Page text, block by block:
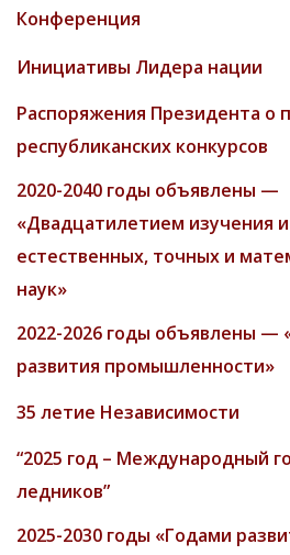
Конференция
Инициативы Лидера нации
Распоряжения Президента о
республиканских конкурсов
2020-2040 годы объявлены —
«Двадцатилетием изучения
естественных, точных и
наук»
2022-2026 годы объявлены —
развития промышленности»
35 летие Независимости
“2025 год – Международный
ледников”
2025-2030 годы «Годами